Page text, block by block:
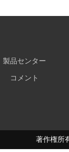
製品センター
コメント
著作権所